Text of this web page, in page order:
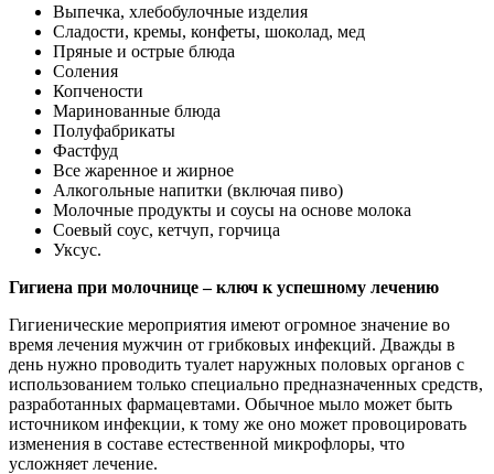
Выпечка, хлебобулочные изделия
Сладости, кремы, конфеты, шоколад, мед
Пряные и острые блюда
Соления
Копчености
Маринованные блюда
Полуфабрикаты
Фастфуд
Все жаренное и жирное
Алкогольные напитки (включая пиво)
Молочные продукты и соусы на основе молока
Соевый соус, кетчуп, горчица
Уксус.
Гигиена при молочнице – ключ к успешному лечению
Гигиенические мероприятия имеют огромное значение во
время лечения мужчин от грибковых инфекций. Дважды в
день нужно проводить туалет наружных половых органов с
использованием только специально предназначенных средств,
разработанных фармацевтами. Обычное мыло может быть
источником инфекции, к тому же оно может провоцировать
изменения в составе естественной микрофлоры, что
усложняет лечение.